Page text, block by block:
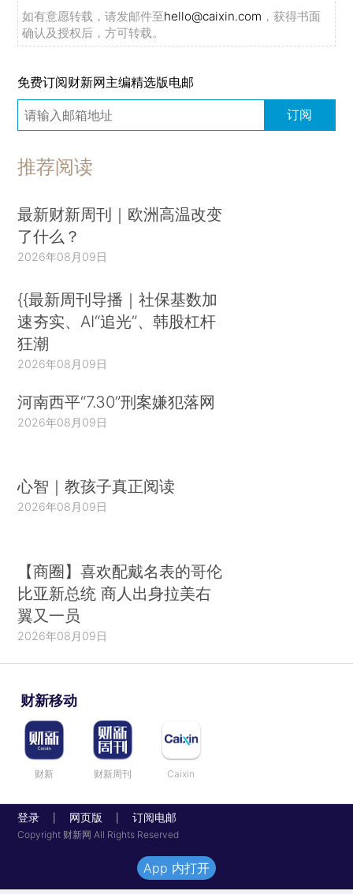
如有意愿转载，请发邮件至hello@caixin.com ，获得书面
确认及授权后，方可转载。
免费订阅财新网主编精选版电邮
订阅
推荐阅读
最新财新周刊｜欧洲高温改变
了什么？
2026年08月09日
{{最新周刊导播｜社保基数加
速夯实、AI“追光”、韩股杠杆
狂潮
2026年08月09日
河南西平“7.30”刑案嫌犯落网
2026年08月09日
心智｜教孩子真正阅读
2026年08月09日
【商圈】喜欢配戴名表的哥伦
比亚新总统 商人出身拉美右
翼又一员
2026年08月09日
财新移动
财新 财新周刊 Caixin
登录 网页版 订阅电邮
Copyright 财新网 All Rights Reserved
App 内打开